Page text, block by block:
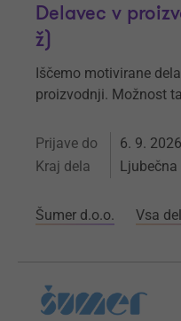
Delavec v
ž)
Iščemo motivirane
proizvodnji. Možnost
Prijave do 6. 9. 2026
Kraj dela Ljubečna
Šumer d.o.o. Vsa